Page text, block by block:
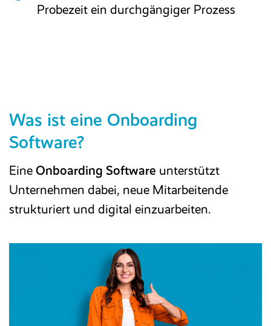
Probezeit ein durchgängiger Prozess
Was ist eine Onboarding
Software?
Eine Onboarding Software unterstützt
Unternehmen dabei, neue Mitarbeitende
strukturiert und digital einzuarbeiten.